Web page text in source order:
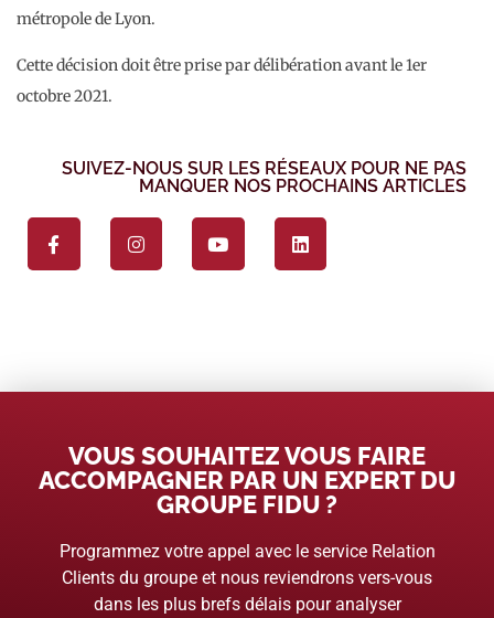
métropole de Lyon.
Cette décision doit être prise par délibération avant le 1er
octobre 2021.
SUIVEZ-NOUS SUR LES RÉSEAUX POUR NE PAS
MANQUER NOS PROCHAINS ARTICLES
VOUS SOUHAITEZ VOUS FAIRE
ACCOMPAGNER PAR UN EXPERT DU
GROUPE FIDU ?
Programmez votre appel avec le service Relation
Clients du groupe et nous reviendrons vers-vous
dans les plus brefs délais pour analyser